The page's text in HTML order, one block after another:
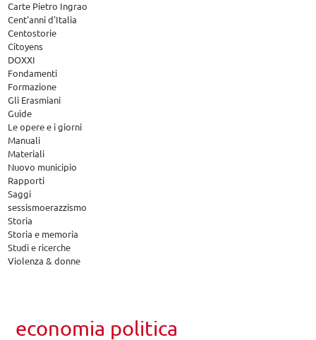
Carte Pietro Ingrao
Cent'anni d'Italia
Centostorie
Citoyens
DOXXI
Fondamenti
Formazione
Gli Erasmiani
Guide
Le opere e i giorni
Manuali
Materiali
Nuovo municipio
Rapporti
Saggi
sessismoerazzismo
Storia
Storia e memoria
Studi e ricerche
Violenza & donne
economia politica